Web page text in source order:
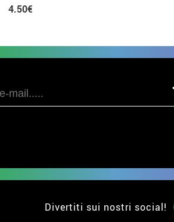
4.50€
Divertiti sui nostri social!